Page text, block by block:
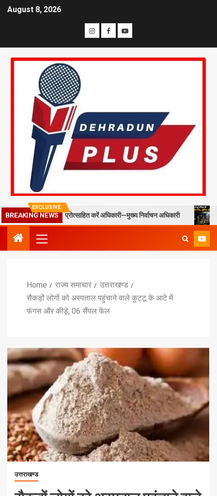
August 8, 2026
EXCLUSIVE
BREAKING NEWS
स्टाफ को प्रोत्साहित करें अधिकारी—मुख्य निर्वाचन अधिकारी मसूरी में
Home राज्य समाचार
उत्तराखण्ड
सैकड़ों लोगों को अस्पताल पहुंचाने वाले कुट्टू के आटे में
फंगस और कीड़े, 06 सैंपल फेल
उत्तराखण्ड